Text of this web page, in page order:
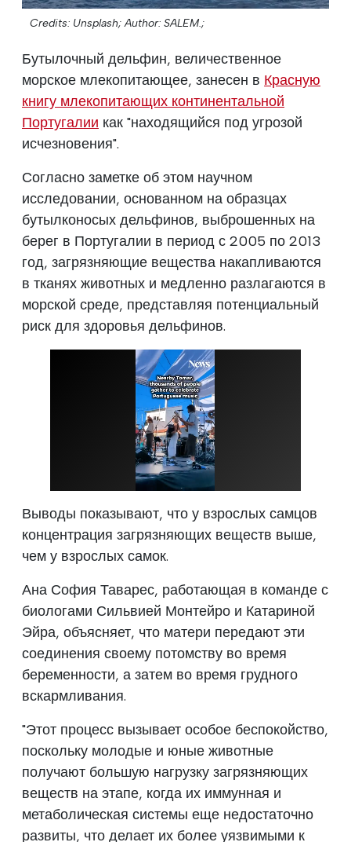
Credits: Unsplash; Author: SALEM.;
Бутылочный дельфин, величественное
морское млекопитающее, занесен в Красную
книгу млекопитающих континентальной
Португалии как "находящийся под угрозой
исчезновения".
Согласно заметке об этом научном
исследовании, основанном на образцах
бутылконосых дельфинов, выброшенных на
берег в Португалии в период с 2005 по 2013
год, загрязняющие вещества накапливаются
в тканях животных и медленно разлагаются в
морской среде, представляя потенциальный
риск для здоровья дельфинов.
Выводы показывают, что у взрослых самцов
концентрация загрязняющих веществ выше,
чем у взрослых самок.
Ана София Таварес, работающая в команде с
биологами Сильвией Монтейро и Катариной
Эйра, объясняет, что матери передают эти
соединения своему потомству во время
беременности, а затем во время грудного
вскармливания.
"Этот процесс вызывает особое беспокойство,
поскольку молодые и юные животные
получают большую нагрузку загрязняющих
веществ на этапе, когда их иммунная и
метаболическая системы еще недостаточно
развиты, что делает их более уязвимыми к